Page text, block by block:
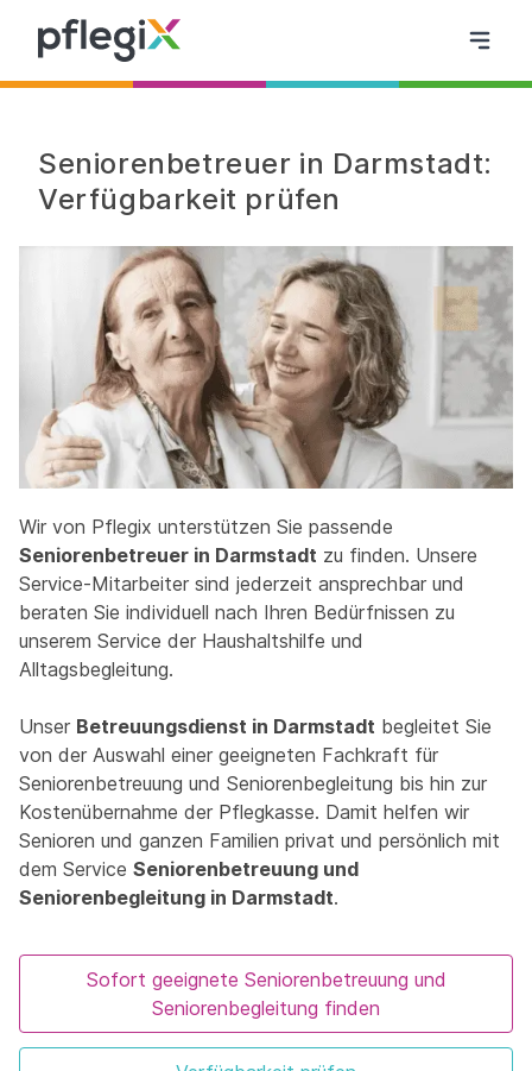
Seniorenbetreuer in Darmstadt:
Verfügbarkeit prüfen
Wir von Pflegix unterstützen Sie passende
Seniorenbetreuer in Darmstadt zu finden. Unsere
Service-Mitarbeiter sind jederzeit ansprechbar und
beraten Sie individuell nach Ihren Bedürfnissen zu
unserem Service der Haushaltshilfe und
Alltagsbegleitung.
Unser Betreuungsdienst in Darmstadt begleitet Sie
von der Auswahl einer geeigneten Fachkraft für
Seniorenbetreuung und Seniorenbegleitung bis hin zur
Kostenübernahme der Pflegkasse. Damit helfen wir
Senioren und ganzen Familien privat und persönlich mit
dem Service Seniorenbetreuung und
Seniorenbegleitung in Darmstadt.
Sofort geeignete Seniorenbetreuung und
Seniorenbegleitung finden